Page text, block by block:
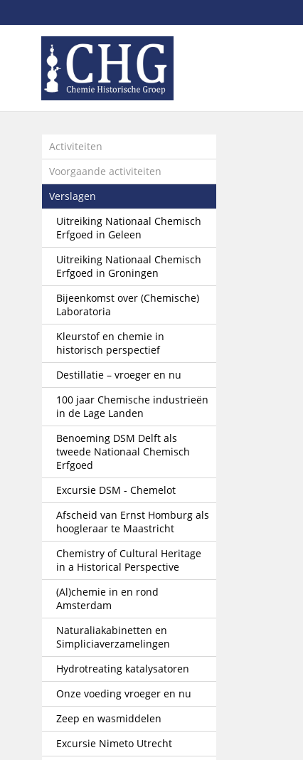
links
Spring
naar
de
inhoud
naar
het
menu
Activiteiten
Voorgaande activiteiten
Verslagen
Uitreiking Nationaal Chemisch
Erfgoed in Geleen
Uitreiking Nationaal Chemisch
Erfgoed in Groningen
Bijeenkomst over (Chemische)
Laboratoria
Kleurstof en chemie in
historisch perspectief
Destillatie – vroeger en nu
100 jaar Chemische industrieën
in de Lage Landen
Benoeming DSM Delft als
tweede Nationaal Chemisch
Erfgoed
Excursie DSM - Chemelot
Afscheid van Ernst Homburg als
hoogleraar te Maastricht
Chemistry of Cultural Heritage
in a Historical Perspective
(Al)chemie in en rond
Amsterdam
Naturaliakabinetten en
Simpliciaverzamelingen
Hydrotreating katalysatoren
Onze voeding vroeger en nu
Zeep en wasmiddelen
Excursie Nimeto Utrecht